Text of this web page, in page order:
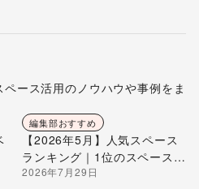
ース活用のノウハウや事例をま
編集部おすすめ
【2026年5月】人気スペース
ランキング｜1位のスペースを
編集部が解説
2026年7月29日